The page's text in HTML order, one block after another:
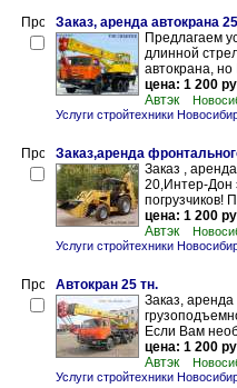
Заказ, аренда автокрана
Предлагаем
длинной
автокрана,
цена: 1 200
Автэк
Услуги стройтехники
Заказ,аренда
Заказ ,
20,Интер-Дон
погрузчиков!
цена: 1 200
Автэк
Услуги стройтехники
Автокран 25 тн.
Заказ,
Если Вам
цена: 1 200
Автэк
Услуги стройтехники